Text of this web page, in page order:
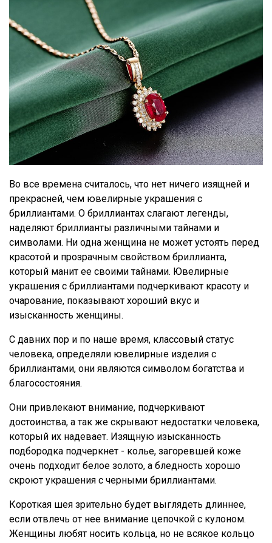
Во все времена считалось, что нет ничего изящней и
прекрасней, чем ювелирные украшения с
бриллиантами. О бриллиантах слагают легенды,
наделяют бриллианты различными тайнами и
символами. Ни одна женщина не может устоять перед
красотой и прозрачным свойством бриллианта,
который манит ее своими тайнами. Ювелирные
украшения с бриллиантами подчеркивают красоту и
очарование, показывают хороший вкус и
изысканность женщины.
С давних пор и по наше время, классовый статус
человека, определяли ювелирные изделия с
бриллиантами, они являются символом богатства и
благосостояния.
Они привлекают внимание, подчеркивают
достоинства, а так же скрывают недостатки человека,
который их надевает. Изящную изысканность
подбородка подчеркнет - колье, загоревшей коже
очень подходит белое золото, а бледность хорошо
скроют украшения с черными бриллиантами.
Короткая шея зрительно будет выглядеть длиннее,
если отвлечь от нее внимание цепочкой с кулоном.
Женщины любят носить кольца, но не всякое кольцо